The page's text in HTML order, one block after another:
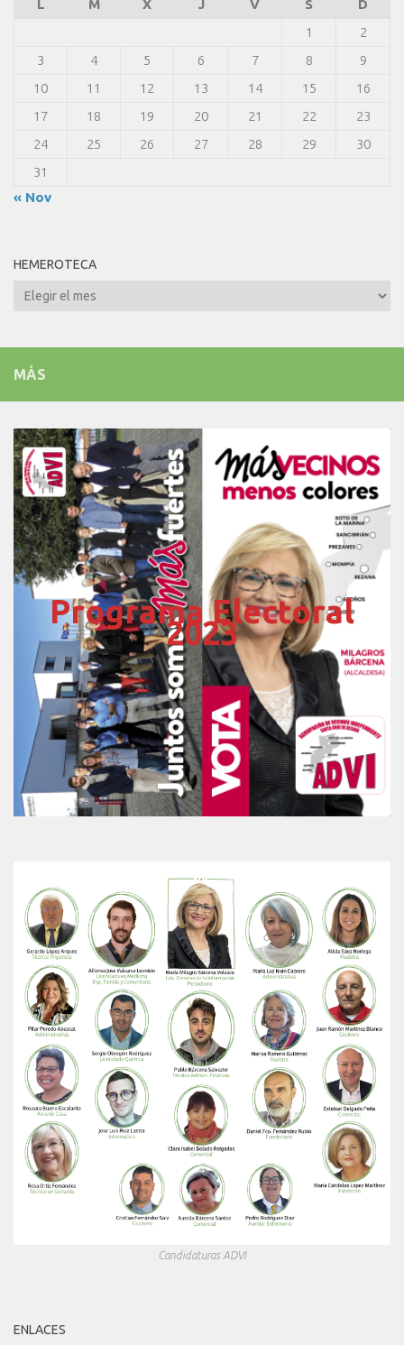
L M X J V S
D
1
2
3
4 5 6 7 8
9
10
11 12 13 14 15
16
17
18 19 20 21 22
23
24
25 26 27 28 29
30
31
« Nov
HEMEROTECA
Hemeroteca
MÁS
Programa Electoral
2023
Candidaturas ADVI
ENLACES